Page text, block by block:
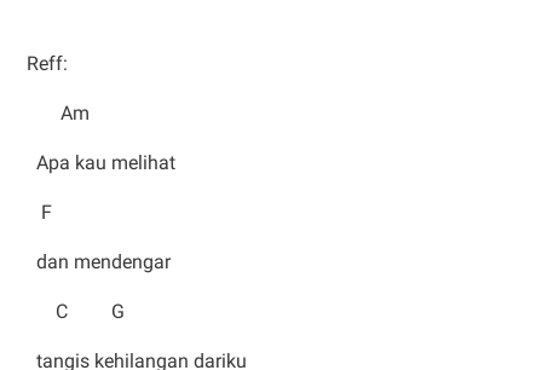
Reff:
Am
Apa kau melihat
F
dan mendengar
C G
tangis kehilangan dariku